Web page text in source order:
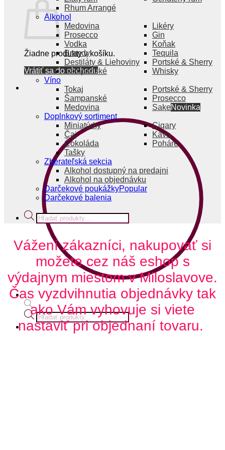
Žiadne produkty v košíku.
Vrátiť sa do obchodu
Products
search
Rhum Arrangé
Alkohol
Medovina
Likéry
Prosecco
Gin
Vodka
Koňak
Brandy
Tequila
Destiláty & Liehoviny
Portské & Sherry
Šampanské
Whisky
Víno
Tokaj
Portské & Sherry
Šampanské
Prosecco
Medovina
Sake
Doplnkový sortiment
Miniatúrky
Cigary
Čaj
Káva
Čokoláda
Poháre
Tašky
Zberateľská sekcia
Alkohol dostupný na predajni
Alkohol na objednávku
Darčekové poukážky
Darčekové balenia
Products
search
Vážení zákazníci, nakupovať si
možete cez náš eshop s
výdajnym miestom v Miloslavove.
Čas vyzdvihnutia objednávky tak
ako Vám vyhovuje si viete
nastaviť pri objednaní tovaru.